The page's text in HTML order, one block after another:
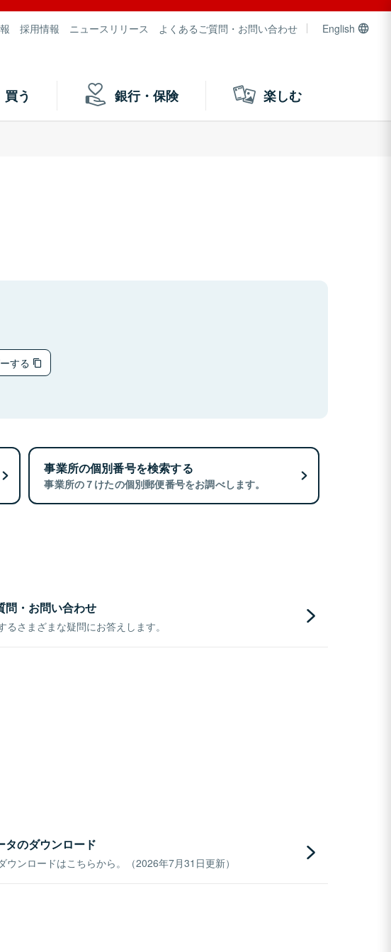
採用情報 ニュースリリース よくあるご質問・お問い合わせ English
買う 銀行・保険 楽しむ
する
事業所の個別番号を検索する
事業所の７けたの個別郵便番号をお調べします。
問・お問い合わせ
るさまざまな疑問にお答えします。
タのダウンロード
ウンロードはこちらから。（2026年7月31日更新）